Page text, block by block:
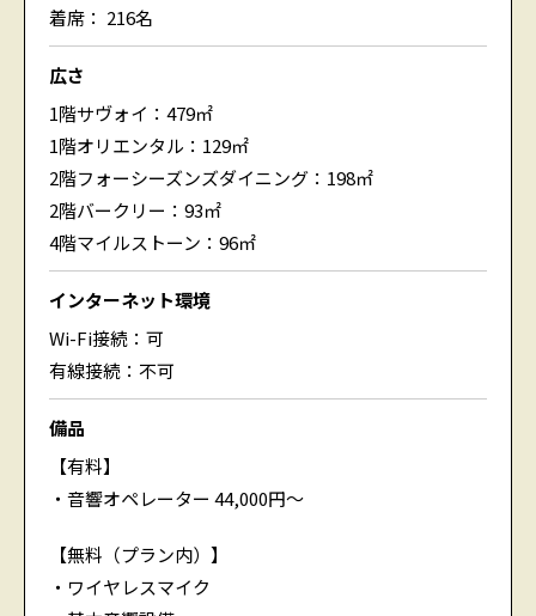
着席： 216名
広さ
1階サヴォイ：479㎡
1階オリエンタル：129㎡
2階フォーシーズンズダイニング：198㎡
2階バークリー：93㎡
4階マイルストーン：96㎡
インターネット環境
Wi-Fi接続：可
有線接続：不可
備品
【有料】
・音響オペレーター 44,000円～
【無料（プラン内）】
・ワイヤレスマイク